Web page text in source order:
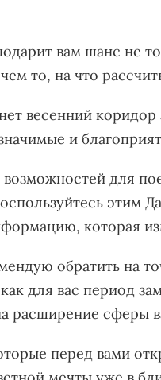
вам шанс не
то, на что
весенний
и
для
этим
которая
обратить на
для вас период
расширение сферы
перед вами